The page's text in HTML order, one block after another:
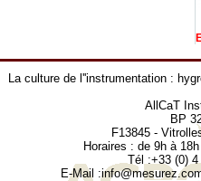
La culture de l''instrumentation :
AllCaT
BP
F13845 -
Horaires : de 9h à
Tél :+33 (0)
E-Mail :